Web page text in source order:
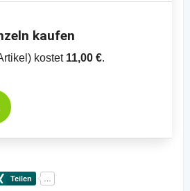
kaufen
kostet 11,00 €.